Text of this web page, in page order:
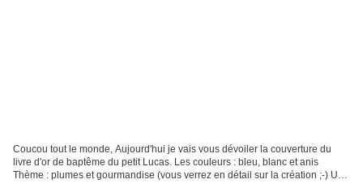
Coucou tout le monde, Aujourd'hui je vais vous dévoiler la couverture du
livre d'or de baptême du petit Lucas. Les couleurs : bleu, blanc et anis
Thème : plumes et gourmandise (vous verrez en détail sur la création ;-) Un